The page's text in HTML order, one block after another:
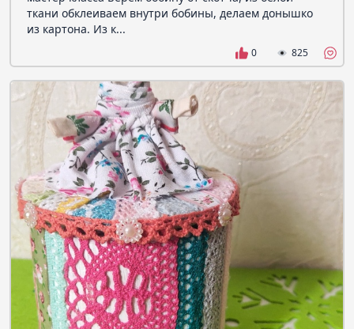
ткани обклеиваем внутри бобины, делаем донышко
из картона. Из к...
0 825